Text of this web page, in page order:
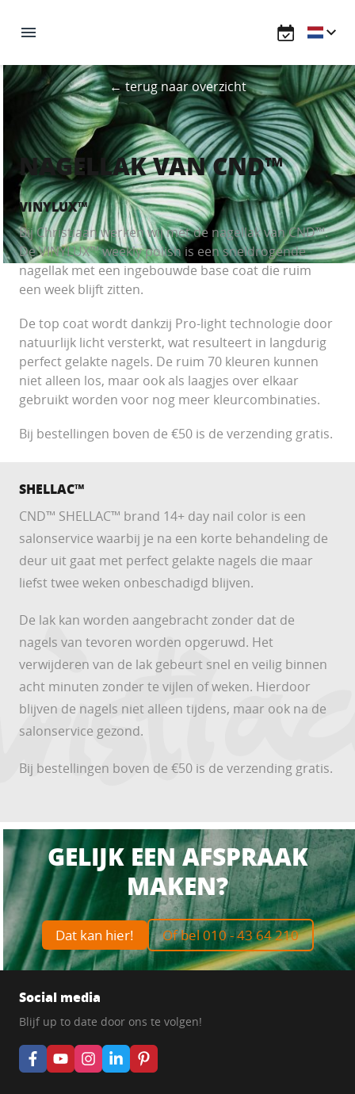
← terug naar overzicht
NAGELLAK VAN CND™
VINYLUX™
Bij Christiaan werken wij met de nagellak van CND™.
De VINYLUX™ weekly polish is een sneldrogende
nagellak met een ingebouwde base coat die ruim
een week blijft zitten.
De top coat wordt dankzij Pro-light technologie door
natuurlijk licht versterkt, wat resulteert in langdurig
perfect gelakte nagels. De ruim 70 kleuren kunnen
niet alleen los, maar ook als laagjes over elkaar
gebruikt worden voor nog meer kleurcombinaties.
Bij bestellingen boven de €50 is de verzending gratis.
SHELLAC™
CND™ SHELLAC™ brand 14+ day nail color is een
salonservice waarbij je na een korte behandeling de
deur uit gaat met perfect gelakte nagels die maar
liefst twee weken onbeschadigd blijven.
De lak kan worden aangebracht zonder dat de
nagels van tevoren worden opgeruwd. Het
verwijderen van de lak gebeurt snel en veilig binnen
acht minuten zonder te vijlen of weken. Hierdoor
blijven de nagels niet alleen tijdens, maar ook na de
salonservice gezond.
Bij bestellingen boven de €50 is de verzending gratis.
GELIJK EEN AFSPRAAK
MAKEN?
Dat kan hier! Of bel 010 - 43 64 210
Social media
Blijf up to date door ons te volgen!